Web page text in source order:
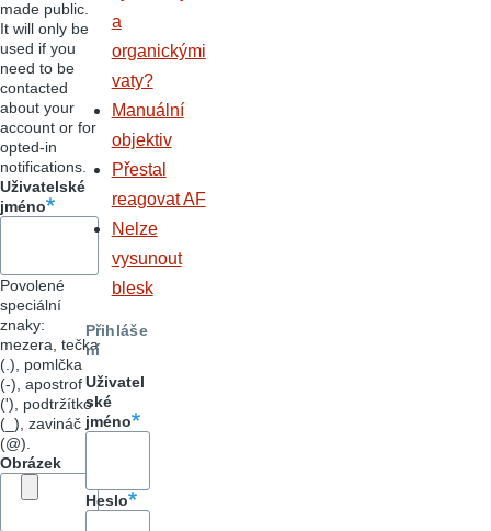
made public.
It will only be
used if you
need to be
contacted
about your
account or for
opted-in
notifications.
Uživatelské
jméno
Povolené
speciální
znaky:
mezera, tečka
(.), pomlčka
(-), apostrof
('), podtržítko
(_), zavináč
(@).
Obrázek
a
organickými
vaty?
Manuální
objektiv
Přestal
reagovat AF
Nelze
vysunout
blesk
Přihláše
ní
Uživatel
ské
jméno
Heslo